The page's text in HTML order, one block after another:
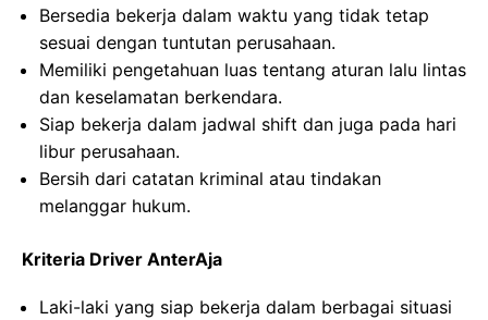
Bersedia bekerja dalam waktu yang tidak tetap
sesuai dengan tuntutan perusahaan.
Memiliki pengetahuan luas tentang aturan lalu lintas
dan keselamatan berkendara.
Siap bekerja dalam jadwal shift dan juga pada hari
libur perusahaan.
Bersih dari catatan kriminal atau tindakan
melanggar hukum.
Kriteria Driver AnterAja
Laki-laki yang siap bekerja dalam berbagai situasi